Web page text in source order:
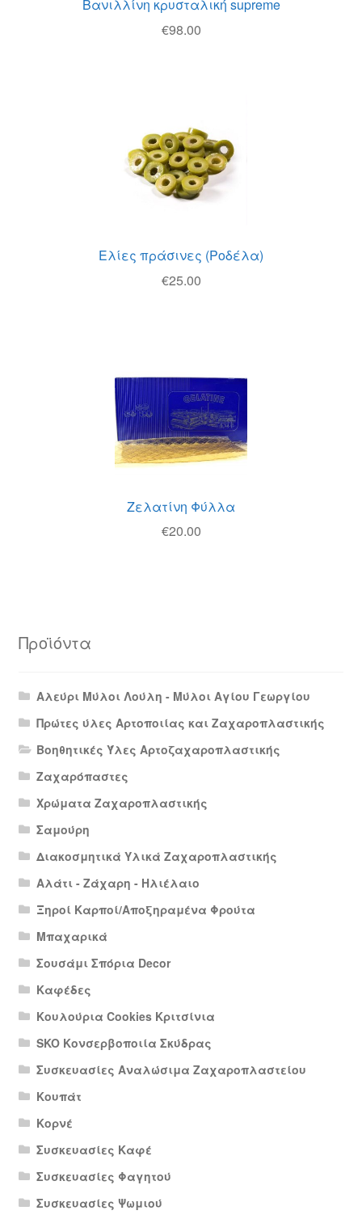
Βανιλλίνη κρυσταλική supreme
€98.00
Ελίες πράσινες (Ροδέλα)
€25.00
Ζελατίνη Φύλλα
€20.00
Προϊόντα
Αλεύρι Μύλοι Λούλη - Μύλοι Αγίου Γεωργίου
Πρώτες ύλες Αρτοποιίας και Ζαχαροπλαστικής
Βοηθητικές Ύλες Αρτοζαχαροπλαστικής
Ζαχαρόπαστες
Χρώματα Ζαχαροπλαστικής
Σαμούρη
Διακοσμητικά Υλικά Ζαχαροπλαστικής
Αλάτι - Ζάχαρη - Ηλιέλαιο
Ξηροί Καρποί/Αποξηραμένα Φρούτα
Μπαχαρικά
Σουσάμι Σπόρια Decor
Καφέδες
Κουλούρια Cookies Κριτσίνια
SKO Κονσερβοποιία Σκύδρας
Συσκευασίες Αναλώσιμα Ζαχαροπλαστείου
Κουπάτ
Κορνέ
Συσκευασίες Καφέ
Συσκευασίες Φαγητού
Συσκευασίες Ψωμιού